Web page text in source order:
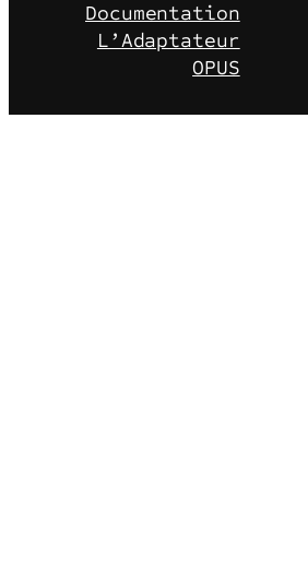
Documentation
L’Adaptateur
OPUS